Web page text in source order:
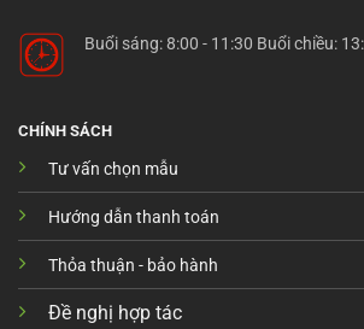
Buổi sáng: 8:00 - 11:30 Buổi chiều:
CHÍNH SÁCH
Tư vấn chọn mẫu
Hướng dẫn thanh toán
Thỏa thuận - bảo hành
Đề nghị hợp tác